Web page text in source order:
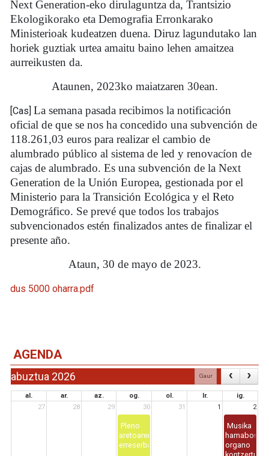
Next Generation-eko dirulaguntza da, Trantsizio
Ekologikorako eta Demografia Erronkarako
Ministerioak kudeatzen duena. Diruz lagundutako lan
horiek guztiak urtea amaitu baino lehen amaitzea
aurreikusten da.
Ataunen, 2023ko maiatzaren 30ean.
[Cas] La semana pasada recibimos la notificación
oficial de que se nos ha concedido una subvención de
118.261,03 euros para realizar el cambio de
alumbrado público al sistema de led y renovacíon de
cajas de alumbrado. Es una subvención de la Next
Generation de la Unión Europea, gestionada por el
Ministerio para la Transición Ecológica y el Reto
Demográfico. Se prevé que todos los trabajos
subvencionados estén finalizados antes de finalizar el
presente año.
Ataun, 30 de mayo de 2023.
dus 5000 oharra.pdf
AGENDA
abuztua 2026 Gaur
al. ar. az. og. ol. lr.
ig.
27
28 29 30 31 1 2
Pleno
aretoaren
erreserba
Musika
organo